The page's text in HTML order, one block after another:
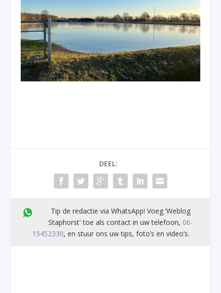
DEEL:
Tip de redactie via WhatsApp! Voeg ’Weblog
Staphorst' toe als contact in uw telefoon, 06-
15452330, en stuur ons uw tips, foto’s en video’s.